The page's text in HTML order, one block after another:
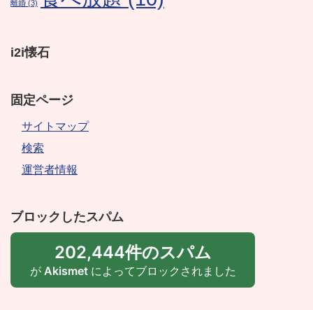
離婚 (3)
i2i懐石
固定ページ
サイトマップ
検索
運営者情報
ブロックしたスパム
202,444件のスパム
が Akismetによってブロックされました